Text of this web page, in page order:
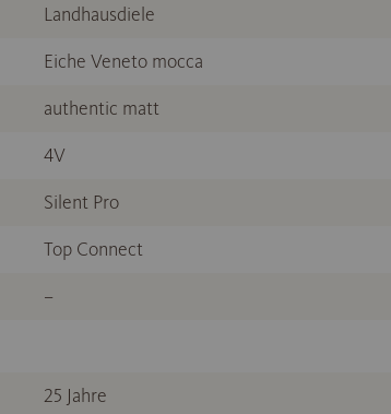
Landhausdiele
Eiche Veneto mocca
authentic matt
4V
Silent Pro
Top Connect
–
25 Jahre